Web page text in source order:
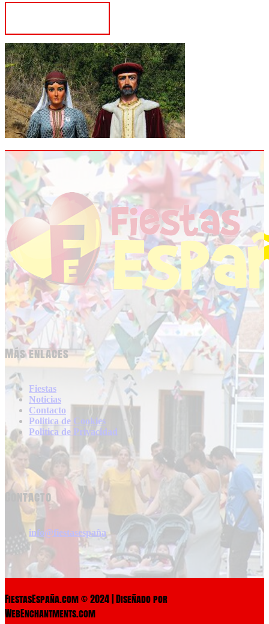
Más enlaces
Fiestas
Noticias
Contacto
Politica de Cookies
Politica de Privacidad
Contacto
info@fiestasespaña
FiestasEspaña.com © 2024 | Diseñado por
WebEnchantments.com